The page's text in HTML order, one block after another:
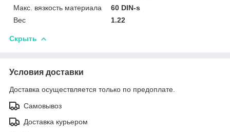
Макс. вязкость материала
60 DIN-s
Вес
1.22
Скрыть
Условия доставки
Доставка осуществляется только по предоплате.
Самовывоз
Доставка курьером